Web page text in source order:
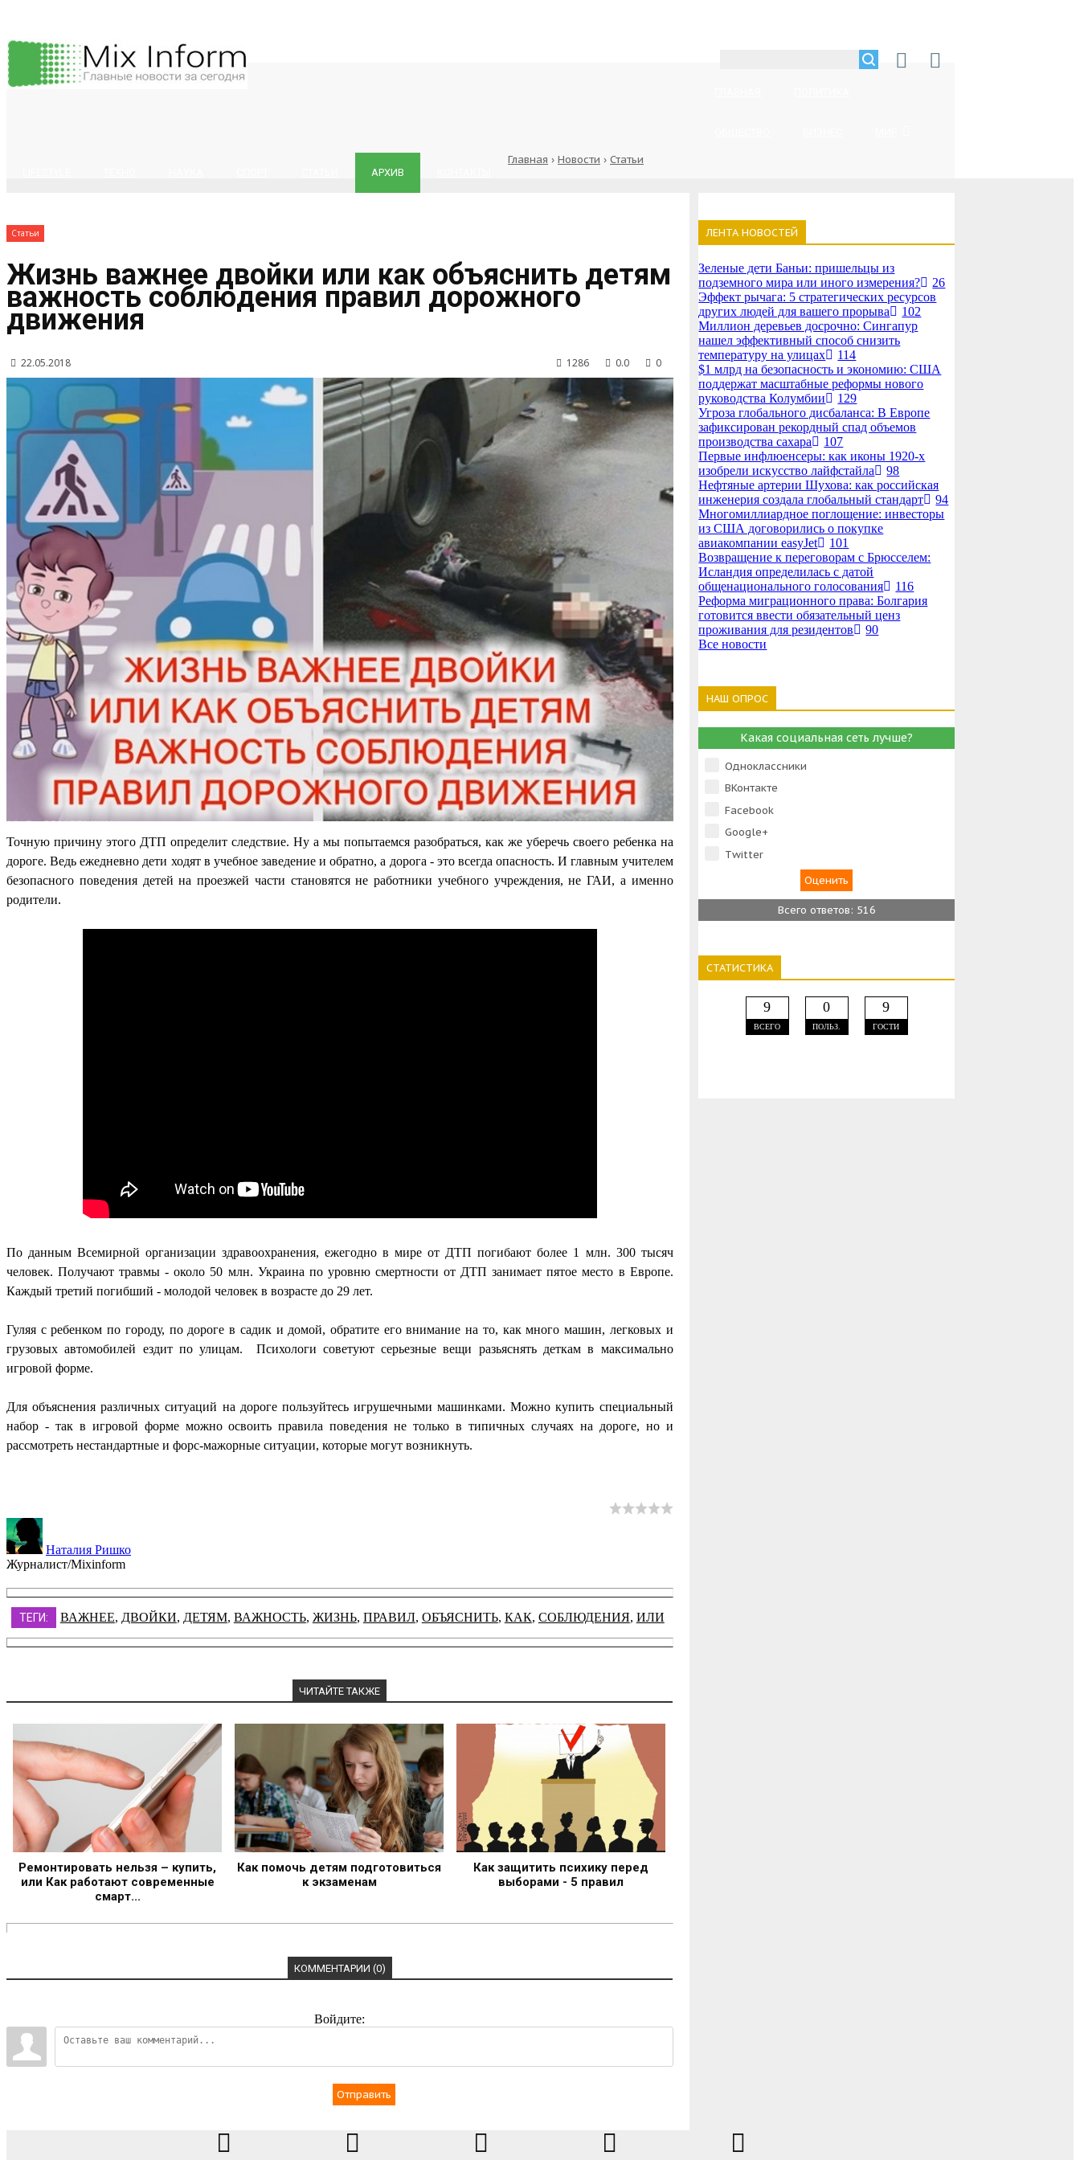
АРХИВ
Главная › Новости › Статьи
Статьи
Жизнь важнее двойки или как объяснить детям
важность соблюдения правил дорожного
движения
22.05.2018 1286 0.0 0
Точную причину этого ДТП определит следствие. Ну а мы попытаемся разобраться, как же уберечь своего ребенка на
дороге. Ведь ежедневно дети ходят в учебное заведение и обратно, а дорога - это всегда опасность. И главным учителем
безопасного поведения детей на проезжей части становятся не работники учебного учреждения, не ГАИ, а именно
родители.
По данным Всемирной организации здравоохранения, ежегодно в мире от ДТП погибают более 1 млн. 300 тысяч
человек. Получают травмы - около 50 млн. Украина по уровню смертности от ДТП занимает пятое место в Европе.
Каждый третий погибший - молодой человек в возрасте до 29 лет.
Гуляя с ребенком по городу, по дороге в садик и домой, обратите его внимание на то, как много машин, легковых и
грузовых автомобилей ездит по улицам. Психологи советуют серьезные вещи разьяснять деткам в максимально
игровой форме.
Для объяснения различных ситуаций на дороге пользуйтесь игрушечными машинками. Можно купить специальный
набор - так в игровой форме можно освоить правила поведения не только в типичных случаях на дороге, но и
рассмотреть нестандартные и форс-мажорные ситуации, которые могут возникнуть.
Наталия Ришко
Журналист/Mixinform
ТЕГИ: ВАЖНЕЕ, ДВОЙКИ, ДЕТЯМ, ВАЖНОСТЬ, ЖИЗНЬ, ПРАВИЛ, ОБЪЯСНИТЬ, КАК, СОБЛЮДЕНИЯ, ИЛИ
ЧИТАЙТЕ ТАКЖЕ
Ремонтировать нельзя – купить,
или Как работают современные
смарт...
Как помочь детям подготовиться
к экзаменам
Как защитить психику перед
выборами - 5 правил
КОММЕНТАРИИ (0)
Войдите:
Отправить
ЛЕНТА НОВОСТЕЙ
Зеленые дети Баньи: пришельцы из
подземного мира или иного измерения?
26
Эффект рычага: 5 стратегических ресурсов
других людей для вашего прорыва
102
Миллион деревьев досрочно: Сингапур
нашел эффективный способ снизить
температуру на улицах
114
$1 млрд на безопасность и экономию: США
поддержат масштабные реформы нового
руководства Колумбии
129
Угроза глобального дисбаланса: В Европе
зафиксирован рекордный спад объемов
производства сахара
107
Первые инфлюенсеры: как иконы 1920-х
изобрели искусство лайфстайла
98
Нефтяные артерии Шухова: как российская
инженерия создала глобальный стандарт
94
Многомиллиардное поглощение: инвесторы
из США договорились о покупке
авиакомпании easyJet
101
Возвращение к переговорам с Брюсселем:
Исландия определилась с датой
общенационального голосования
116
Реформа миграционного права: Болгария
готовится ввести обязательный ценз
проживания для резидентов
90
Все новости
НАШ ОПРОС
Какая социальная сеть лучше?
Одноклассники
ВКонтакте
Facebook
Google+
Тwitter
Всего ответов: 516
СТАТИСТИКА
9
ВСЕГО
0
ПОЛЬЗ.
9
ГОСТИ